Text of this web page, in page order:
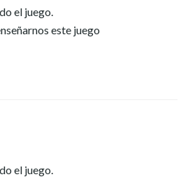
el juego.
este juego
el juego.